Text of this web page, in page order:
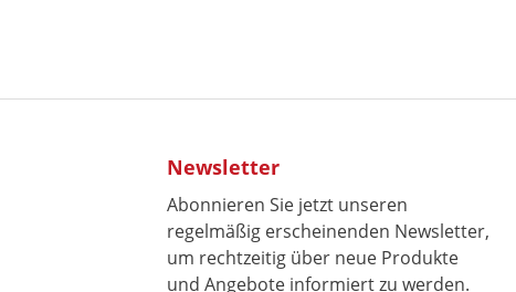
Newsletter
Abonnieren Sie jetzt unseren
regelmäßig erscheinenden Newsletter,
um rechtzeitig über neue Produkte
und Angebote informiert zu werden.